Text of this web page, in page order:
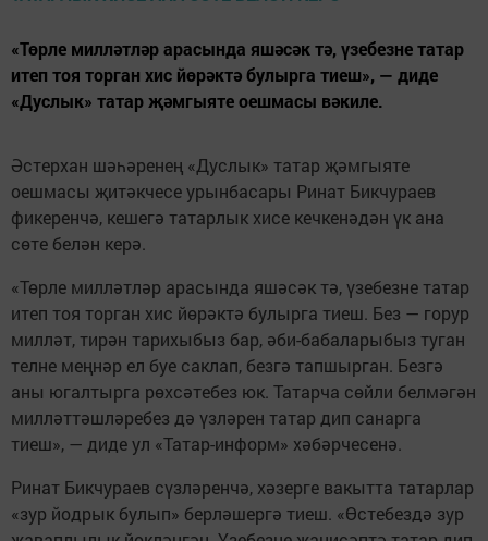
«Төрле милләтләр арасында яшәсәк тә, үзебезне татар
итеп тоя торган хис йөрәктә булырга тиеш», — диде
«Дуслык» татар җәмгыяте оешмасы вәкиле.
Әстерхан шәһәренең «Дуслык» татар җәмгыяте
оешмасы җитәкчесе урынбасары Ринат Бикчураев
фикеренчә, кешегә татарлык хисе кечкенәдән үк ана
сөте белән керә.
«Төрле милләтләр арасында яшәсәк тә, үзебезне татар
итеп тоя торган хис йөрәктә булырга тиеш. Без — горур
милләт, тирән тарихыбыз бар, әби-бабаларыбыз туган
телне меңнәр ел буе саклап, безгә тапшырган. Безгә
аны югалтырга рөхсәтебез юк. Татарча сөйли белмәгән
милләттәшләребез дә үзләрен татар дип санарга
тиеш», — диде ул «Татар-информ» хәбәрчесенә.
Ринат Бикчураев сүзләренчә, хәзерге вакытта татарлар
«зур йодрык булып» берләшергә тиеш. «Өстебездә зур